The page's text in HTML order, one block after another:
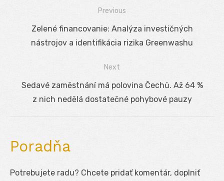
Navigácia
Previous
Previous
post:
Zelené financovanie: Analýza investičných
nástrojov a identifikácia rizika Greenwashu
Next
Next
post:
Sedavé zaměstnání má polovina Čechů. Až 64 %
z nich nedělá dostatečné pohybové pauzy
Poradňa
Potrebujete radu? Chcete pridať komentár, doplniť